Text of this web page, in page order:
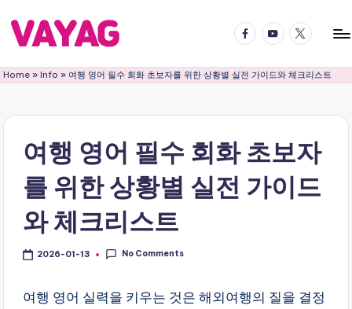
Skip
content
A
Y
G
여
행
로
그
내
외
FacebookYouTubeTwitter
Home » Info » 여행 영어 필수 회화 초보자를 위한 상황별 실전 가이드와 체크리스트
여행 영어 필수 회화 초보자
를 위한 상황별 실전 가이드
와 체크리스트
2026-01-13 No Comments
여행 영어 실력을 키우는 것은 해외여행의 질을 결정